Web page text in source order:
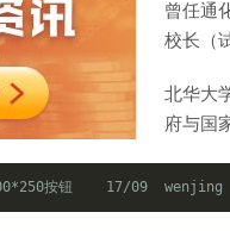
曾任通
校长（
北华大
府与国
按钮    17/09